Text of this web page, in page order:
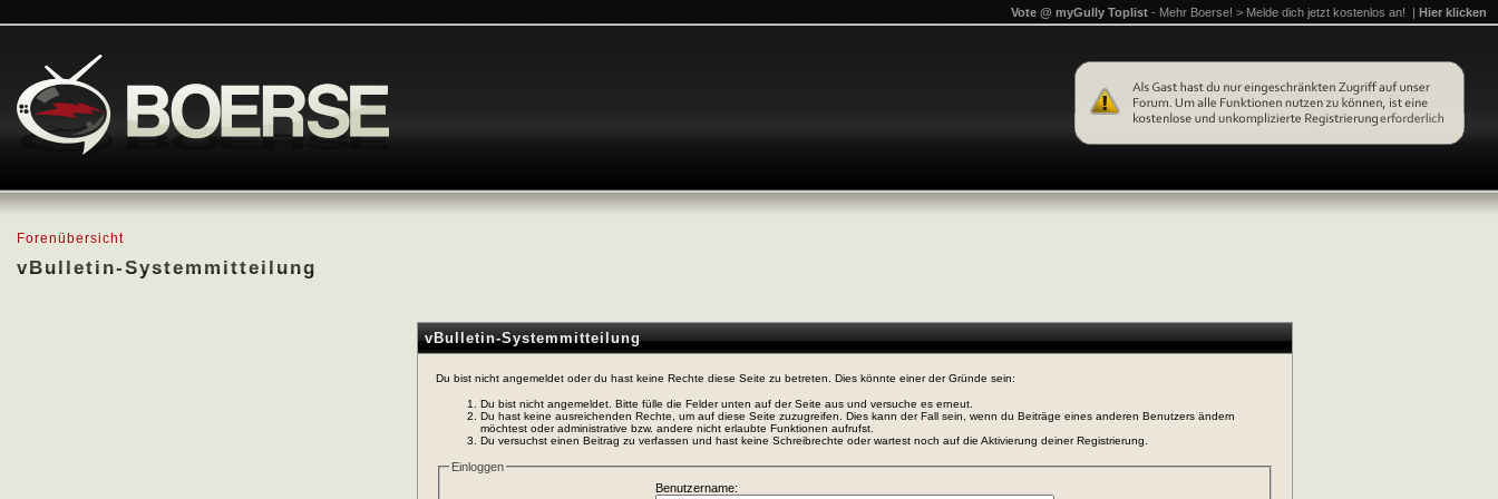
Forenübersicht
vBulletin-Systemmitteilung
Vote @ myGully Toplist - Mehr Boerse! > Melde dich jetzt kostenlos an! | Hier klicken
vBulletin-Systemmitteilung
Du bist nicht angemeldet oder du hast keine Rechte diese Seite zu betreten. Dies könnte einer der Gründe sein:
Du bist nicht angemeldet. Bitte fülle die Felder unten auf der Seite aus und versuche es erneut.
Du hast keine ausreichenden Rechte, um auf diese Seite zuzugreifen. Dies kann der Fall sein, wenn du Beiträge eines anderen Benutzers ändern
möchtest oder administrative bzw. andere nicht erlaubte Funktionen aufrufst.
Du versuchst einen Beitrag zu verfassen und hast keine Schreibrechte oder wartest noch auf die Aktivierung deiner Registrierung.
Einloggen
Benutzername: